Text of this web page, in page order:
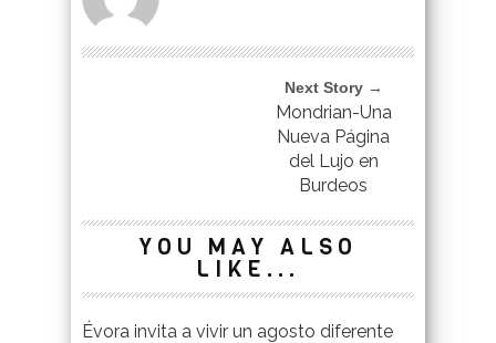
Next Story →
Mondrian-Una
Nueva Página
del Lujo en
Burdeos
YOU MAY ALSO
LIKE...
Évora invita a vivir un agosto diferente